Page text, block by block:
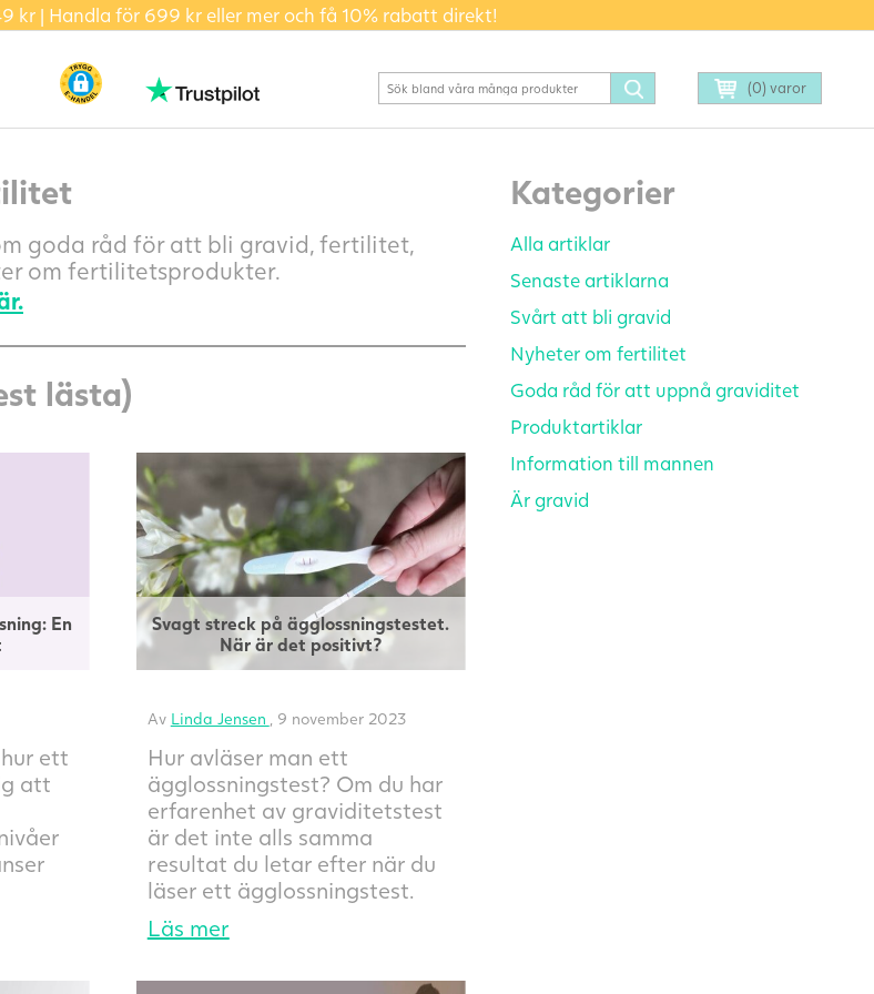
kr | Handla för 699 kr eller mer och få 10% rabatt direkt!
(0) varor
goda råd för att bli gravid, fertilitet,
om fertilitetsprodukter.
lästa)
En
ett
att
Svagt streck på ägglossningstestet.
När är det positivt?
Av Linda Jensen , 9 november 2023
Hur avläser man ett
ägglossningstest? Om du har
erfarenhet av graviditetstest
är det inte alls samma
resultat du letar efter när du
läser ett ägglossningstest.
Läs mer
Kategorier
Alla artiklar
Senaste artiklarna
Svårt att bli gravid
Nyheter om fertilitet
Goda råd för att uppnå graviditet
Produktartiklar
Information till mannen
Är gravid